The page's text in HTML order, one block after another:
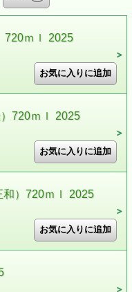
720ｍｌ 2025
720ｍｌ 2025
和）720ｍｌ 2025